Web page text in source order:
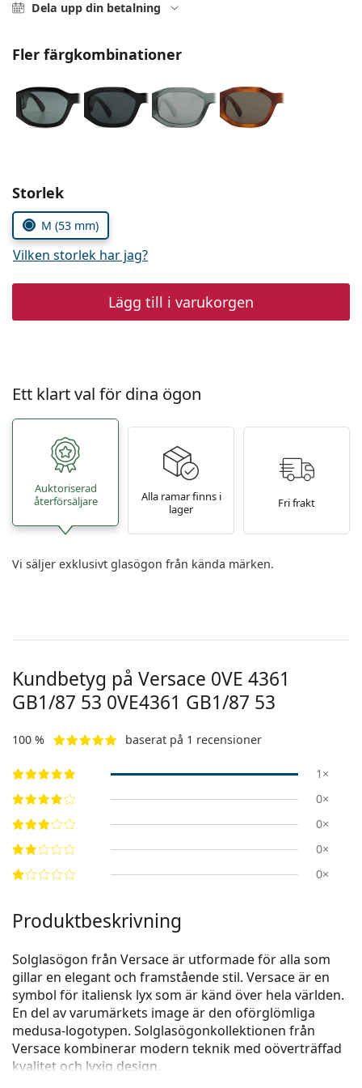
Upptäck alla
Alla linsvätskor
Dela upp din betalning
Fler färgkombinationer
Välj parametrar
Storlek
M (53 mm)
Vilken storlek har jag?
Lägg till i varukorgen
Ett klart val för dina ögon
Auktoriserad
återförsäljare
Alla ramar finns i
lager
Fri frakt
Vi säljer exklusivt glasögon från kända märken.
Kundbetyg på Versace 0VE 4361
GB1/87 53 0VE4361 GB1/87 53
100 % baserat på 1 recensioner
1×
0×
0×
0×
0×
Produktbeskrivning
Solglasögon från Versace är utformade för alla som
gillar en elegant och framstående stil. Versace är en
symbol för italiensk lyx som är känd över hela världen.
En del av varumärkets image är den oförglömliga
medusa-logotypen. Solglasögonkollektionen från
Versace kombinerar modern teknik med oöverträffad
kvalitet och lyxig design.